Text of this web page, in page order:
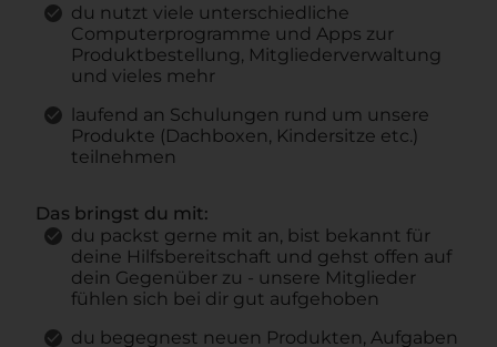
du nutzt viele unterschiedliche
Computerprogramme und Apps zur
Produktbestellung, Mitgliederverwaltung
und vieles mehr
laufend an Schulungen rund um unsere
Produkte (Dachboxen, Kindersitze etc.)
teilnehmen
Das bringst du mit:
du packst gerne mit an, bist bekannt für
deine Hilfsbereitschaft und gehst offen auf
dein Gegenüber zu - unsere Mitglieder
fühlen sich bei dir gut aufgehoben
du begegnest neuen Produkten, Aufgaben